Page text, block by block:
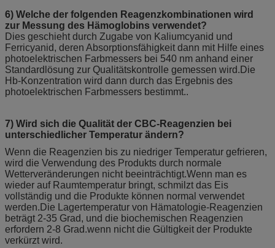
6) Welche der folgenden Reagenzkombinationen wird
zur Messung des Hämoglobins verwendet?
Dies geschieht durch Zugabe von Kaliumcyanid und
Ferricyanid, deren Absorptionsfähigkeit dann mit Hilfe eines
photoelektrischen Farbmessers bei 540 nm anhand einer
Standardlösung zur Qualitätskontrolle gemessen wird.Die
Hb-Konzentration wird dann durch das Ergebnis des
photoelektrischen Farbmessers bestimmt..
7) Wird sich die Qualität der CBC-Reagenzien bei
unterschiedlicher Temperatur ändern?
Wenn die Reagenzien bis zu niedriger Temperatur gefrieren,
wird die Verwendung des Produkts durch normale
Wetterveränderungen nicht beeinträchtigt.Wenn man es
wieder auf Raumtemperatur bringt, schmilzt das Eis
vollständig und die Produkte können normal verwendet
werden.Die Lagertemperatur von Hämatologie-Reagenzien
beträgt 2-35 Grad, und die biochemischen Reagenzien
erfordern 2-8 Grad.wenn nicht die Gültigkeit der Produkte
verkürzt wird.